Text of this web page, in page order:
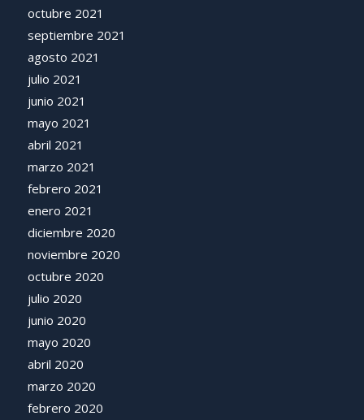
octubre 2021
septiembre 2021
agosto 2021
julio 2021
junio 2021
mayo 2021
abril 2021
marzo 2021
febrero 2021
enero 2021
diciembre 2020
noviembre 2020
octubre 2020
julio 2020
junio 2020
mayo 2020
abril 2020
marzo 2020
febrero 2020